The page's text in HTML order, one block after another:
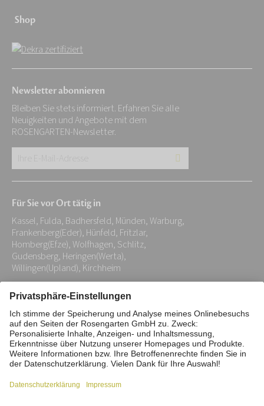
Shop
Newsletter abonnieren
Bleiben Sie stets informiert. Erfahren Sie alle
Neuigkeiten und Angebote mit dem
ROSENGARTEN-Newsletter.
E-
Adresse:
*
Für Sie vor Ort tätig in
Kassel, Fulda, Badhersfeld, Münden, Warburg,
Frankenberg(Eder), Hünfeld, Fritzlar,
Homberg(Efze), Wolfhagen, Schlitz,
Gudensberg, Heringen(Werta),
Willingen(Upland), Kirchheim
Impressum Datenschutz
Stiftung
Interne Meldestelle
Zahlungsmittel
Barrierefreiheitserklärung
Vertrag widerrufen